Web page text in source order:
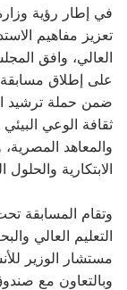
في إطار رؤية
تعزيز مفاهيم
العالي، وافق
على إطلاق مسابقة
ضمن حملة ترشيد
ثقافة الوعي
والمعاهد
الابتكارية
وتقام المسابقة
التعليم العالي
مستشار الوزير
وبالتعاون مع